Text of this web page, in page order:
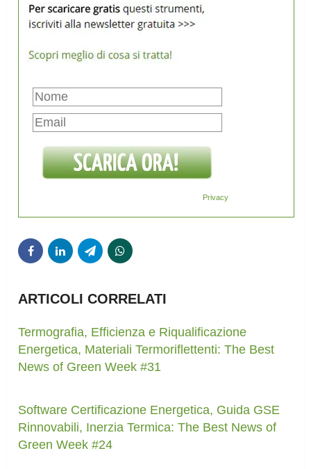
Privacy
ARTICOLI CORRELATI
Termografia, Efficienza e Riqualificazione
Energetica, Materiali Termoriflettenti: The Best
News of Green Week #31
Software Certificazione Energetica, Guida GSE
Rinnovabili, Inerzia Termica: The Best News of
Green Week #24